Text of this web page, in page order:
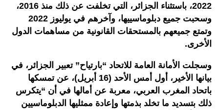
2022، باستثناء الجزائر، التي تخلفت عن ذلك منذ 2016،
وسحبت جميع دبلوماسييها، وآخرهم في يوليوز 2022
وتمتع جميعهم بالمستحقات القانونية من مساهمات الدول
الأخرى.
وسجلت الأمانة العامة للاتحاد “بارتياح” تعبير الجزائر، في
بيانها الأخير، أول أمس الأحد (16 أبريل)، عن تمسكها
باتحاد المغرب العربي، معربة عن أمالها في أن “يتكرس
ذلك بتسديد ما تخلد بذمتها وإعادة ممثليها الدبلوماسيين